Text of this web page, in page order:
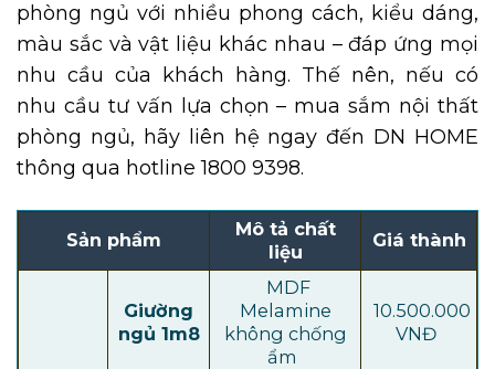
phòng ngủ với nhiều phong cách, kiểu dáng,
màu sắc và vật liệu khác nhau – đáp ứng mọi
nhu cầu của khách hàng. Thế nên, nếu có
nhu cầu tư vấn lựa chọn – mua sắm nội thất
phòng ngủ, hãy liên hệ ngay đến DN HOME
thông qua hotline 1800 9398.
Sản phẩm
Mô tả chất
liệu
Giá thành
Giường
ngủ 1m8
MDF
Melamine
không chống
ẩm
10.500.000
VNĐ